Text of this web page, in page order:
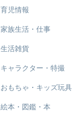
育児情報
家族生活・仕事
生活雑貨
キャラクター・特撮
おもちゃ・キッズ玩具
絵本・図鑑・本